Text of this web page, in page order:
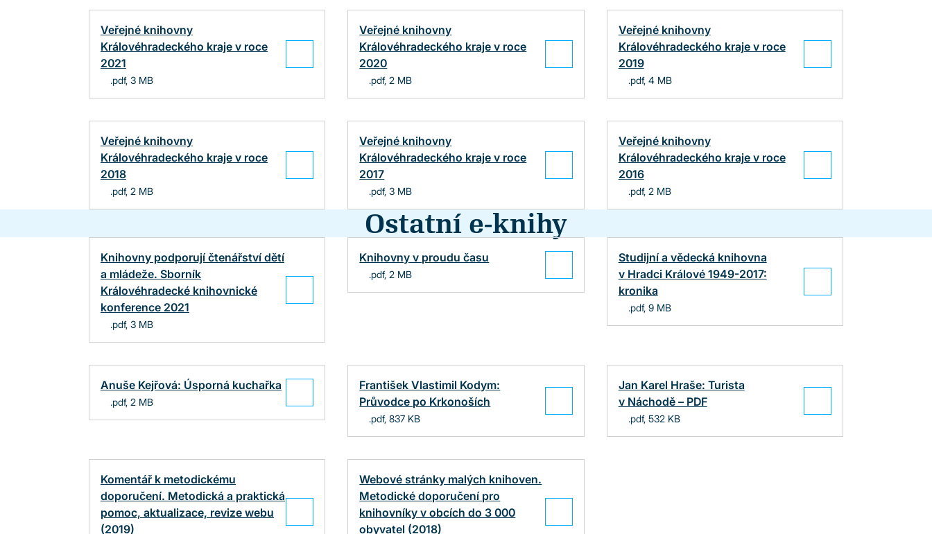
Veřejné knihovny
Královéhradeckého kraje v roce
2021
.pdf, 3 MB
Veřejné knihovny
Královéhradeckého kraje v roce
2020
.pdf, 2 MB
Veřejné knihovny
Královéhradeckého kraje v roce
2019
.pdf, 4 MB
Veřejné knihovny
Královéhradeckého kraje v roce
2018
.pdf, 2 MB
Veřejné knihovny
Královéhradeckého kraje v roce
2017
.pdf, 3 MB
Veřejné knihovny
Královéhradeckého kraje v roce
2016
.pdf, 2 MB
Ostatní e-knihy
Knihovny podporují čtenářství dětí
a mládeže. Sborník
Královéhradecké knihovnické
konference 2021
.pdf, 3 MB
Knihovny v proudu času
.pdf, 2 MB
Studijní a vědecká knihovna
v Hradci Králové 1949-2017:
kronika
.pdf, 9 MB
Anuše Kejřová: Úsporná kuchařka
.pdf, 2 MB
František Vlastimil Kodym:
Průvodce po Krkonoších
.pdf, 837 KB
Jan Karel Hraše: Turista
v Náchodě – PDF
.pdf, 532 KB
Komentář k metodickému
doporučení. Metodická a praktická
pomoc, aktualizace, revize webu
(2019)
Webové stránky malých knihoven.
Metodické doporučení pro
knihovníky v obcích do 3 000
obyvatel (2018)